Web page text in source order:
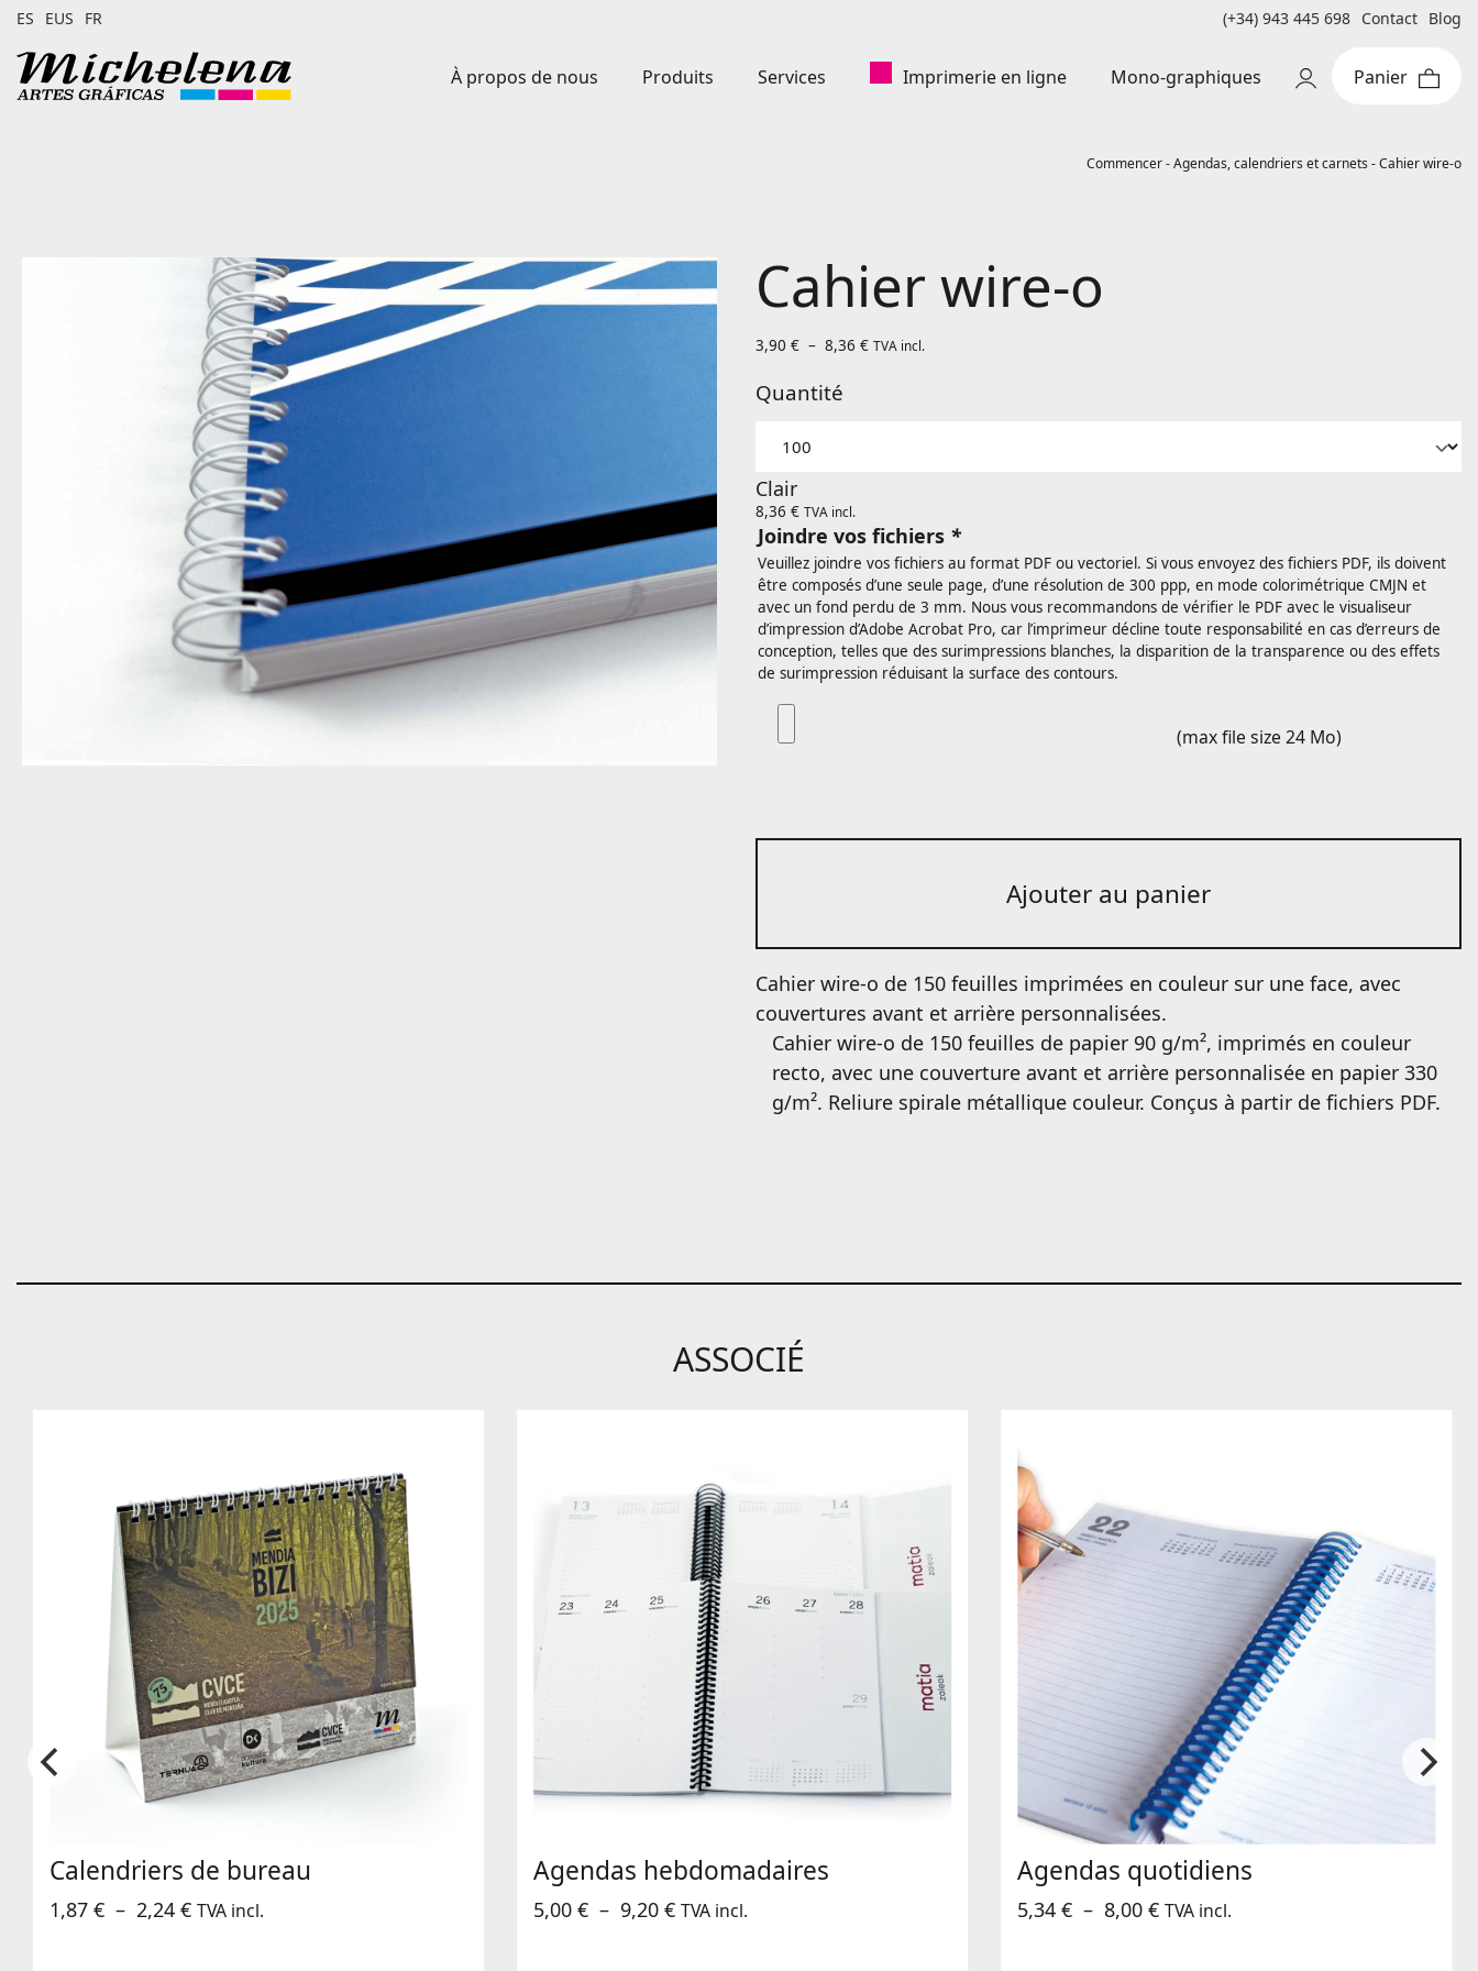
ES EUS FR (+34) 943 445 698 Contact Blog
À propos de nous Produits Services Imprimerie en ligne Mono-graphiques
Commencer-Agendas, calendriers et carnets -Cahier wire-o
Cahier wire-o
3,90 € – 8,36 €Plage
TVA incl.
Quantité
Clair
8,36 € TVA incl.
Joindre vos fichiers *
Veuillez joindre vos fichiers au format PDF ou vectoriel. Si vous envoyez des fichiers PDF, ils doivent
être composés d’une seule page, d’une résolution de 300 ppp, en mode colorimétrique CMJN et
avec un fond perdu de 3 mm. Nous vous recommandons de vérifier le PDF avec le visualiseur
d’impression d’Adobe Acrobat Pro, car l’imprimeur décline toute responsabilité en cas d’erreurs de
conception, telles que des surimpressions blanches, la disparition de la transparence ou des effets
de surimpression réduisant la surface des contours.
(max file size 24 Mo)
Ajouter au panier
Cahier wire-o de 150 feuilles imprimées en couleur sur une face, avec
couvertures avant et arrière personnalisées.
Cahier wire-o de 150 feuilles de papier 90 g/m², imprimés en couleur
recto, avec une couverture avant et arrière personnalisée en papier 330
g/m². Reliure spirale métallique couleur. Conçus à partir de fichiers PDF.
ASSOCIÉ
Calendriers de bureau
1,87 € – 2,24 €Plage
TVA incl.
Agendas hebdomadaires
5,00€ – 9,20€Plage
TVA incl.
Agendas quotidiens
5,34€ – 8,00€Plage
TVA incl.